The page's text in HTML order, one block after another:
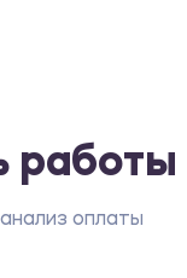
работы
оплаты